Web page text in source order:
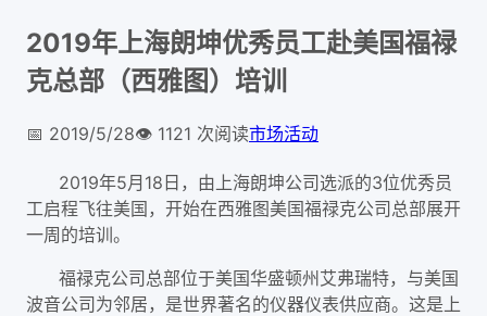
2019年上海朗坤优秀员工赴美国福禄
克总部（西雅图）培训
📅 2019/5/28👁️ 1121 次阅读市场活动
2019年5月18日，由上海朗坤公司选派的3位优秀员
工启程飞往美国，开始在西雅图美国福禄克公司总部展开
一周的培训。
福禄克公司总部位于美国华盛顿州艾弗瑞特，与美国
波音公司为邻居，是世界著名的仪器仪表供应商。这是上